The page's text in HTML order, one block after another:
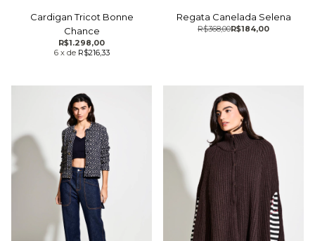
Cardigan Tricot Bonne
Chance
R$1.298,00
6 x de R$216,33
Regata Canelada Selena
R$184,00
R$368,00